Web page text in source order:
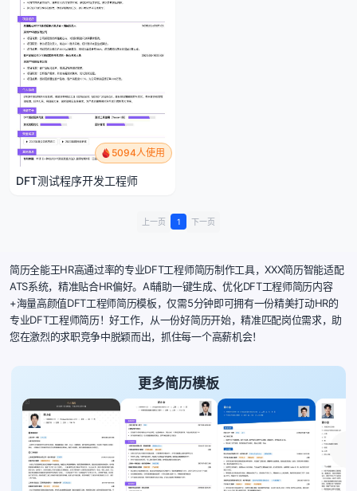
5094人使用
DFT测试程序开发工程师
上一页 1 下一页
简历全能王HR高通过率的专业DFT工程师简历制作工具，XXX简历智能适配
ATS系统，精准贴合HR偏好。AI辅助一键生成、优化DFT工程师简历内容
+海量高颜值DFT工程师简历模板，仅需5分钟即可拥有一份精美打动HR的
专业DFT工程师简历！好工作，从一份好简历开始，精准匹配岗位需求，助
您在激烈的求职竞争中脱颖而出，抓住每一个高薪机会！
更多简历模板